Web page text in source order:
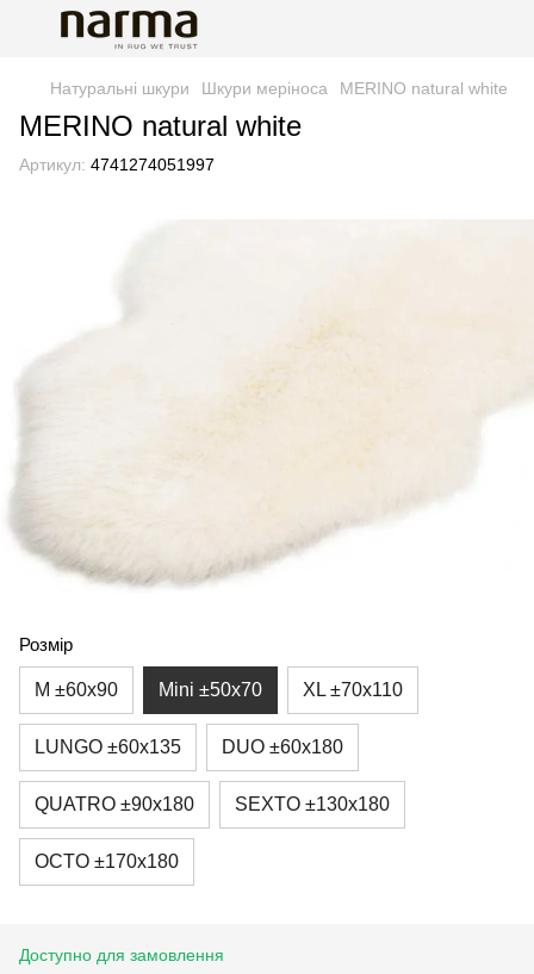
Натуральні шкури Шкури меріноса MERINO natural white
MERINO natural white
Артикул: 4741274051997
Розмір
M ±60x90 Mini ±50x70 XL ±70x110
LUNGO ±60x135 DUO ±60x180
QUATRO ±90x180 SEXTO ±130x180
OCTO ±170x180
Доступно для замовлення